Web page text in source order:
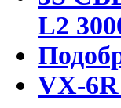
L2
VX-